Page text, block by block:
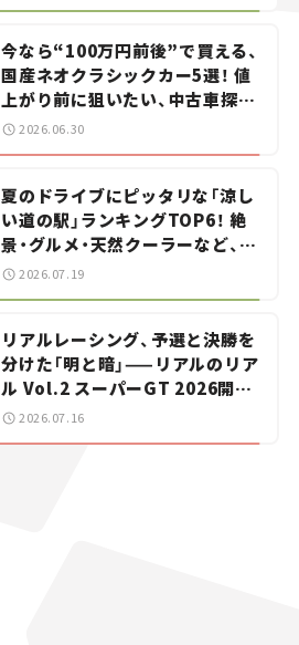
今なら“100万円前後”で買える、
国産ネオクラシックカー5選！ 値
上がり前に狙いたい、中古車探し
をお手伝い――ちょっとイケてるマ
イカー選び #02
2026.06.30
夏のドライブにピッタリな「涼し
い道の駅」ランキングTOP6！ 絶
景・グルメ・天然クーラーなど、避
暑におすすめのスポットを紹介
2026.07.19
リアルレーシング、予選と決勝を
分けた「明と暗」——リアルのリア
ル Vol.2 スーパーGT 2026開幕
戦 岡山国際サーキット
2026.07.16